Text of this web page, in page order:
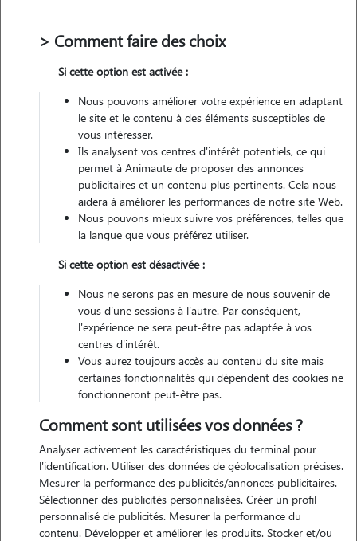
Véhiculé
Contacter
L'envoi d'une demande est sans engagement
Motivation
j'adore les animaux et passer du temps avec eux. devenir dog sitter
me permettrait de rendre service aux propriétaires tout en faisant
une activité utile et agréable. je suis quelqu'un de sérieux, attentif et
patient, et je prends vraiment soin du bien-être des animaux dont j'ai
la charge. c'est aussi pour moi une bonne façon d'avoir une activité
rémunérée tout en faisant quelque chose que j'aime.
Expérience
j'ai un chat dont je m'occupe au quotidien. j'ai aussi grandi entourée
d'animaux chez mes grands-parents, qui ont des chiens et des lapins,
> Comment faire des choix
Si cette option est activée :
Nous pouvons améliorer votre expérience en adaptant
le site et le contenu à des éléments susceptibles de
vous intéresser.
Ils analysent vos centres d'intérêt potentiels, ce qui
permet à Animaute de proposer des annonces
publicitaires et un contenu plus pertinents. Cela nous
aidera à améliorer les performances de notre site Web.
Nous pouvons mieux suivre vos préférences, telles que
la langue que vous préférez utiliser.
Si cette option est désactivée :
Nous ne serons pas en mesure de nous souvenir de
vous d'une sessions à l'autre. Par conséquent,
l'expérience ne sera peut-être pas adaptée à vos
centres d'intérêt.
Vous aurez toujours accès au contenu du site mais
certaines fonctionnalités qui dépendent des cookies ne
fonctionneront peut-être pas.
Comment sont utilisées vos données ?
Analyser activement les caractéristiques du terminal pour
l'identification. Utiliser des données de géolocalisation précises.
Mesurer la performance des publicités/annonces publicitaires.
Sélectionner des publicités personnalisées. Créer un profil
personnalisé de publicités. Mesurer la performance du
contenu. Développer et améliorer les produits. Stocker et/ou